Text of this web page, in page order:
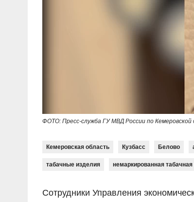
ФОТО: Пресс-служба ГУ МВД России по Кемеровской
Кемеровская область Кузбасс Белово
табачные изделия немаркированная
Сотрудники Управления